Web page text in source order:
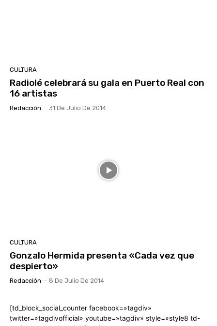
CULTURA
Radiolé celebrará su gala en Puerto Real con
16 artistas
Redacción - 31 De Julio De 2014
CULTURA
Gonzalo Hermida presenta «Cada vez que
despierto»
Redacción - 8 De Julio De 2014
[td_block_social_counter facebook=»tagdiv»
twitter=»tagdivofficial» youtube=»tagdiv» style=»style8 td-